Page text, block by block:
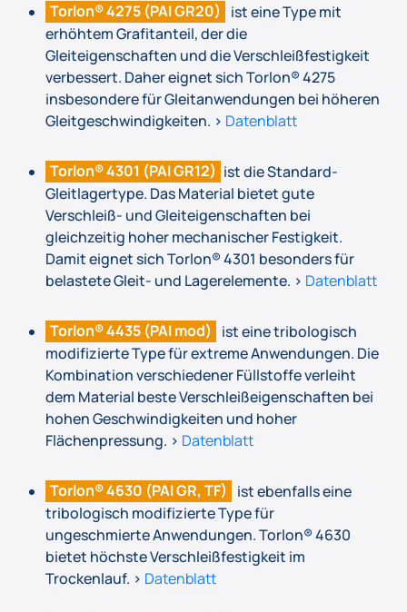
Torlon® 4275 (PAI GR20)
ist eine Type mit
erhöhtem Grafitanteil, der die
Gleiteigenschaften und die Verschleißfestigkeit
verbessert. Daher eignet sich Torlon® 4275
insbesondere für Gleitanwendungen bei höheren
Gleitgeschwindigkeiten. > Datenblatt
Torlon® 4301 (PAI GR12) ist die Standard-
Gleitlagertype. Das Material bietet gute
Verschleiß- und Gleiteigenschaften bei
gleichzeitig hoher mechanischer Festigkeit.
Damit eignet sich Torlon® 4301 besonders für
belastete Gleit- und Lagerelemente. > Datenblatt
Torlon® 4435 (PAI mod)
ist eine tribologisch
modifizierte Type für extreme Anwendungen. Die
Kombination verschiedener Füllstoffe verleiht
dem Material beste Verschleißeigenschaften bei
hohen Geschwindigkeiten und hoher
Flächenpressung. > Datenblatt
Torlon® 4630 (PAI GR, TF)
ist ebenfalls eine
tribologisch modifizierte Type für
ungeschmierte Anwendungen. Torlon® 4630
bietet höchste Verschleißfestigkeit im
Trockenlauf. > Datenblatt